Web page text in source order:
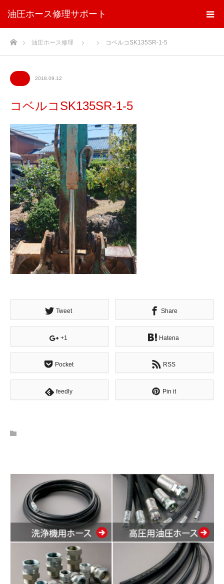
油圧ホース修理サポート
ホーム油圧ホース修理 コベルコSK135SR-1-5
2018.09.12
コベルコSK135SR-1-5
Tweet Share
+1 Hatena
Pocket RSS
feedly Pin it